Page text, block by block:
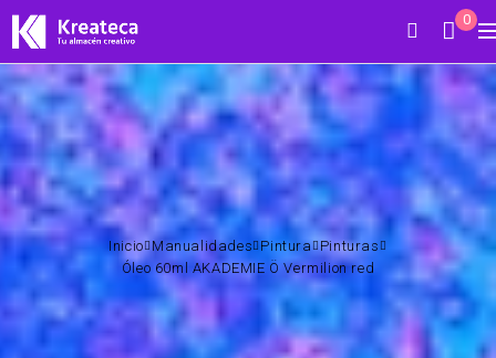
0
Inicio Manualidades Pintura Pinturas
Óleo 60ml AKADEMIE Ö Vermilion red